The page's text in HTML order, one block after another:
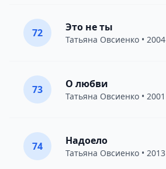
72 Это не ты
Татьяна Овсиенко • 2004
73 О любви
Татьяна Овсиенко • 2001
74 Надоело
Татьяна Овсиенко • 2013